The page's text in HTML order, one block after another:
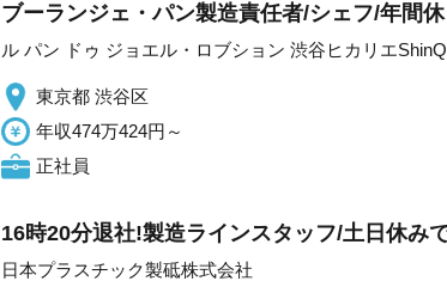
ブーランジェ・パン製造責任者/シェフ/年間
ル パン ドゥ ジョエル・ロブション 渋谷ヒカリエ
東京都 渋谷区
年収474万424円～
正社員
16時20分退社!製造ラインスタッフ/土日休み
日本プラスチック製砥株式会社